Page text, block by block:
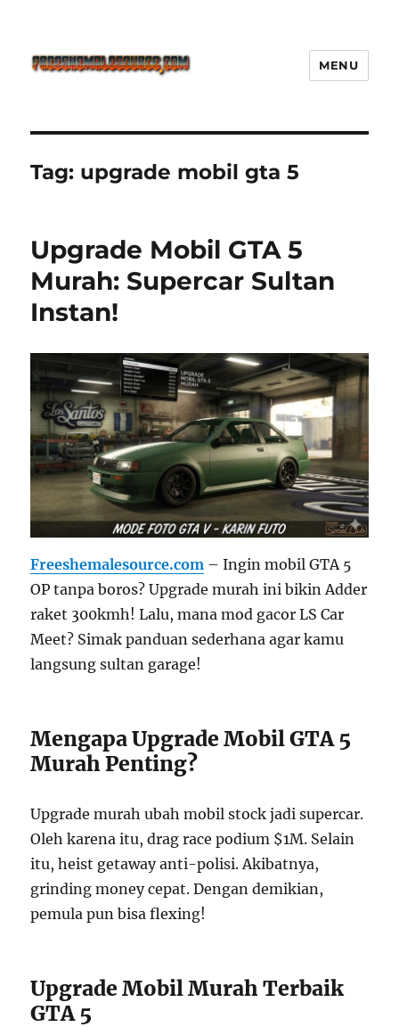
Defense Main Game Ini Pasti
Ketagihan!
MENU
Tag: upgrade mobil gta 5
Upgrade Mobil GTA 5
Murah: Supercar Sultan
Instan!
Freeshemalesource.com – Ingin mobil GTA 5
OP tanpa boros? Upgrade murah ini bikin Adder
raket 300kmh! Lalu, mana mod gacor LS Car
Meet? Simak panduan sederhana agar kamu
langsung sultan garage!
Mengapa Upgrade Mobil GTA 5
Murah Penting?
Upgrade murah ubah mobil stock jadi supercar.
Oleh karena itu, drag race podium $1M. Selain
itu, heist getaway anti-polisi. Akibatnya,
grinding money cepat. Dengan demikian,
pemula pun bisa flexing!
Upgrade Mobil Murah Terbaik
GTA 5